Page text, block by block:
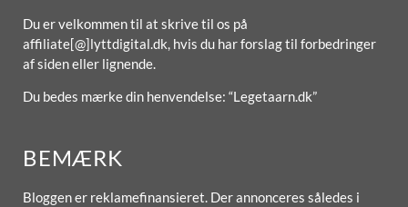
Du er velkommen til at skrive til os på
affiliate[@]lyttdigital.dk, hvis du har forslag til forbedringer
af siden eller lignende.
Du bedes mærke din henvendelse: “Legetaarn.dk”
BEMÆRK
Bloggen er reklamefinansieret. Der annonceres således i